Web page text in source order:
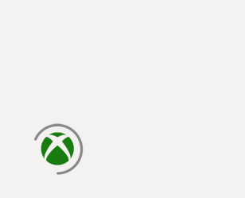
laden...